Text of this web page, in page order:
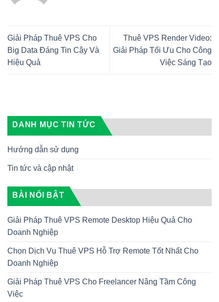
Giải Pháp Thuê VPS Cho
Big Data Đáng Tin Cậy Và
Hiệu Quả
Thuê VPS Render Video:
Giải Pháp Tối Ưu Cho Công
Việc Sáng Tạo
DANH MỤC TIN TỨC
Hướng dẫn sử dụng
Tin tức và cập nhật
BÀI NỔI BẬT
Giải Pháp Thuê VPS Remote Desktop Hiệu Quả Cho
Doanh Nghiệp
Chọn Dịch Vụ Thuê VPS Hỗ Trợ Remote Tốt Nhất Cho
Doanh Nghiệp
Giải Pháp Thuê VPS Cho Freelancer Nâng Tầm Công
Việc